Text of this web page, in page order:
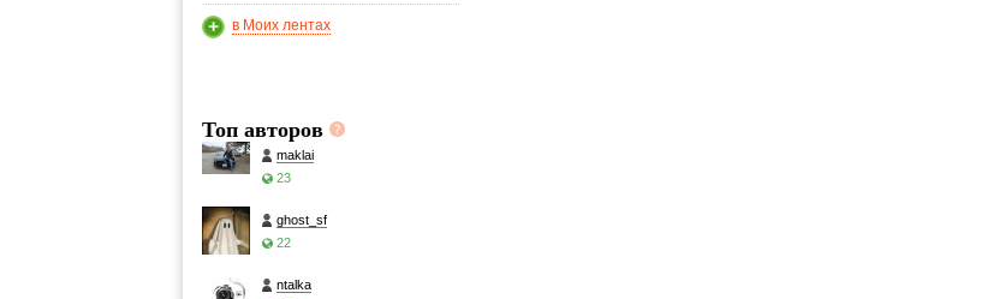
в Моих лентах
Топ авторов
maklai
23
ghost_sf
22
ntalka